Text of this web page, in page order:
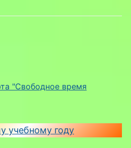
"Свободное время
учебному году